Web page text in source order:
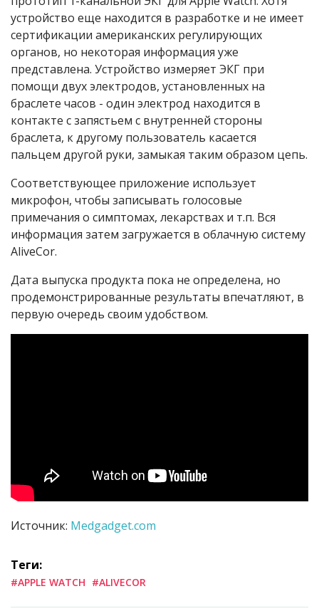
устройство еще находится в разработке и не имеет
сертификации американских регулирующих
органов, но некоторая информация уже
представлена. Устройство измеряет ЭКГ при
помощи двух электродов, установленных на
браслете часов - один электрод находится в
контакте с запястьем с внутренней стороны
браслета, к другому пользователь касается
пальцем другой руки, замыкая таким образом цепь.
Соответствующее приложение использует
микрофон, чтобы записывать голосовые
примечания о симптомах, лекарствах и т.п. Вся
информация затем загружается в облачную систему
AliveCor.
Дата выпуска продукта пока не определена, но
продемонстрированные результаты впечатляют, в
первую очередь своим удобством.
Источник: Medgadget.com
Теги:
#APPLE WATCH #ALIVECOR